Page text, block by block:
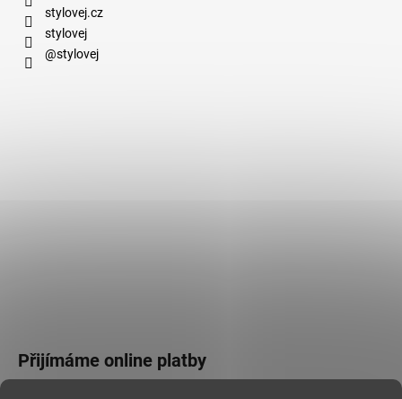
stylovej.cz
stylovej
@stylovej
Přijímáme online platby